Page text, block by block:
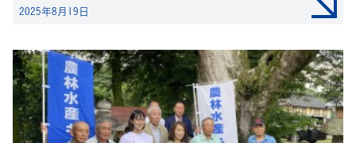
2025年8月19日